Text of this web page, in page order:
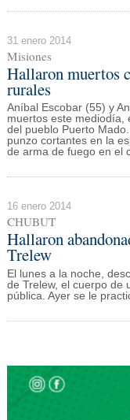
31 enero 2014
Misiones
Hallaron muertos
rurales
Aníbal Escobar (55) y
muertos este mediodía,
del pueblo Puerto
punzo cortantes en la
de arma de fuego en el
16 enero 2014
CHUBUT
Hallaron
Trelew
El lunes a la noche,
de Trelew, el cuerpo de
pública. Ayer se le